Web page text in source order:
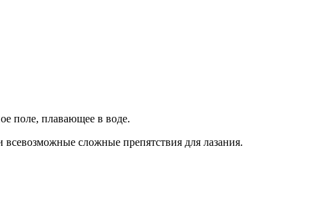
поле, плавающее в воде.
сложные препятствия для лазания.